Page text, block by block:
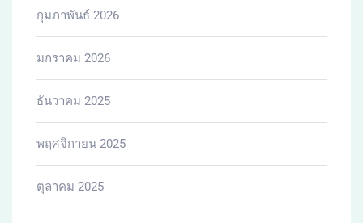
มีนาคม 2025
กุมภาพันธ์ 2025
มกราคม 2025
ธันวาคม 2024
พฤศจิกายน 2024